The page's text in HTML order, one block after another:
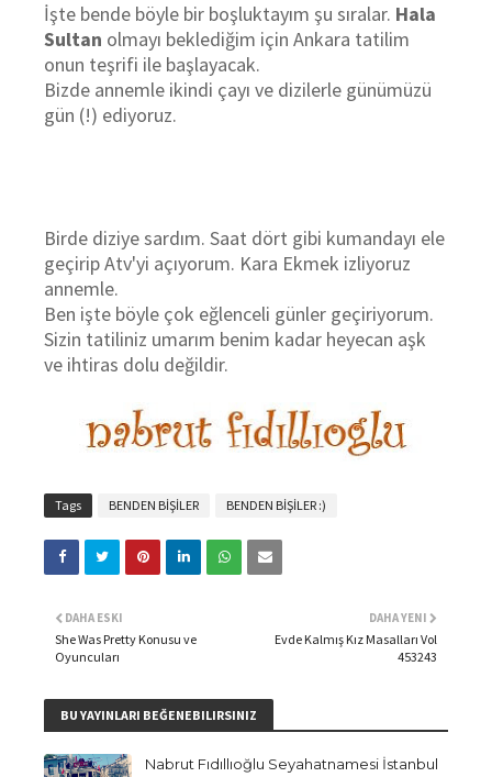
İşte bende böyle bir boşluktayım şu sıralar. Hala
Sultan olmayı beklediğim için Ankara tatilim
onun teşrifi ile başlayacak.
Bizde annemle ikindi çayı ve dizilerle günümüzü
gün (!) ediyoruz.
Birde diziye sardım. Saat dört gibi kumandayı ele
geçirip Atv'yi açıyorum. Kara Ekmek izliyoruz
annemle.
Ben işte böyle çok eğlenceli günler geçiriyorum.
Sizin tatiliniz umarım benim kadar heyecan aşk
ve ihtiras dolu değildir.
Tags BENDEN BİŞİLER BENDEN BİŞİLER :)
DAHA YENI
Evde Kalmış Kız Masalları Vol
453243
DAHA ESKI
She Was Pretty Konusu ve
Oyuncuları
BU YAYINLARI BEĞENEBILIRSINIZ
Nabrut Fıdıllıoğlu Seyahatnamesi İstanbul